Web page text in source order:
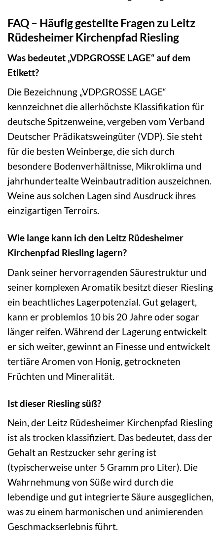
FAQ – Häufig gestellte Fragen zu Leitz
Rüdesheimer Kirchenpfad Riesling
Was bedeutet „VDP.GROSSE LAGE“ auf dem
Etikett?
Die Bezeichnung „VDP.GROSSE LAGE“
kennzeichnet die allerhöchste Klassifikation für
deutsche Spitzenweine, vergeben vom Verband
Deutscher Prädikatsweingüter (VDP). Sie steht
für die besten Weinberge, die sich durch
besondere Bodenverhältnisse, Mikroklima und
jahrhundertealte Weinbautradition auszeichnen.
Weine aus solchen Lagen sind Ausdruck ihres
einzigartigen Terroirs.
Wie lange kann ich den Leitz Rüdesheimer
Kirchenpfad Riesling lagern?
Dank seiner hervorragenden Säurestruktur und
seiner komplexen Aromatik besitzt dieser Riesling
ein beachtliches Lagerpotenzial. Gut gelagert,
kann er problemlos 10 bis 20 Jahre oder sogar
länger reifen. Während der Lagerung entwickelt
er sich weiter, gewinnt an Finesse und entwickelt
tertiäre Aromen von Honig, getrockneten
Früchten und Mineralität.
Ist dieser Riesling süß?
Nein, der Leitz Rüdesheimer Kirchenpfad Riesling
ist als trocken klassifiziert. Das bedeutet, dass der
Gehalt an Restzucker sehr gering ist
(typischerweise unter 5 Gramm pro Liter). Die
Wahrnehmung von Süße wird durch die
lebendige und gut integrierte Säure ausgeglichen,
was zu einem harmonischen und animierenden
Geschmackserlebnis führt.